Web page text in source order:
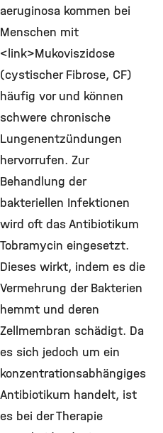
aeruginosa kommen bei
Menschen mit
<link>Mukoviszidose
(cystischer Fibrose, CF)
häufig vor und können
schwere chronische
Lungenentzündungen
hervorrufen. Zur
Behandlung der
bakteriellen Infektionen
wird oft das Antibiotikum
Tobramycin eingesetzt.
Dieses wirkt, indem es die
Vermehrung der Bakterien
hemmt und deren
Zellmembran schädigt. Da
es sich jedoch um ein
konzentrationsabhängiges
Antibiotikum handelt, ist
es bei der Therapie